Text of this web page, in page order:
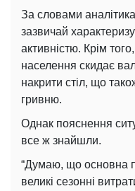
За словами
зазвичай
активністю. Крім
населення скидає
накрити стіл, що
гривню.
Однак пояснення
все ж знайшли.
“Думаю, що основна
великі сезонні